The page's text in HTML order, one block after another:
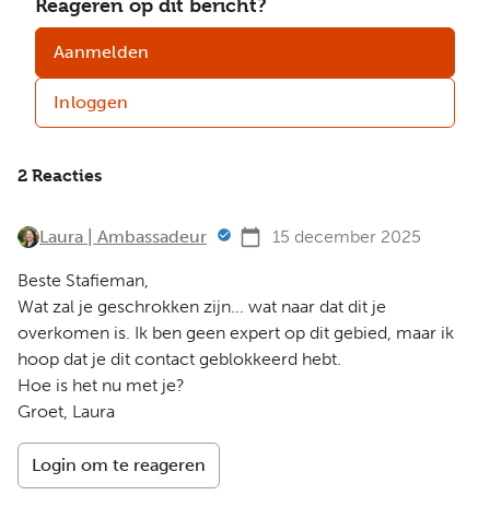
Reageren op dit bericht?
Aanmelden
Inloggen
2 Reacties
Laura | Ambassadeur 15 december 2025
Beste Stafieman,
Wat zal je geschrokken zijn... wat naar dat dit je
overkomen is. Ik ben geen expert op dit gebied, maar ik
hoop dat je dit contact geblokkeerd hebt.
Hoe is het nu met je?
Groet, Laura
Login om te reageren